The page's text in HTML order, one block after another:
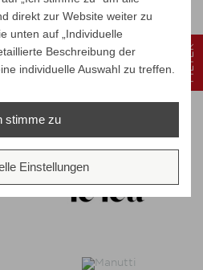
direkt zur Website weiter zu
unten auf „Individuelle
Beschreibung der
individuelle Auswahl zu treffen.
stimme zu
Einstellungen
FILTER